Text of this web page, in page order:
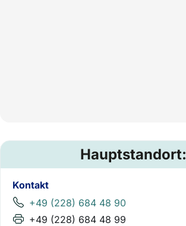
Hauptstandort:
Kontakt
+49 (228) 684 48 90
+49 (228) 684 48 99